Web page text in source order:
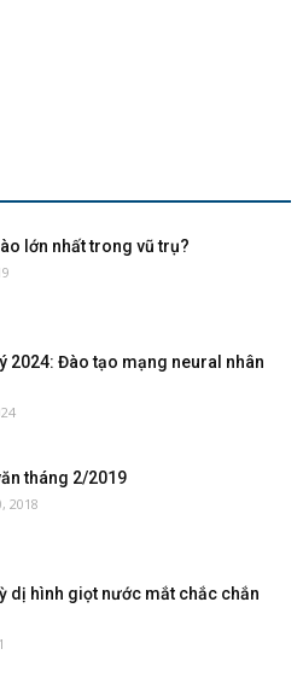
lớn nhất trong vũ trụ?
2024: Đào tạo mạng neural nhân
tháng 2/2019
2018
dị hình giọt nước mắt chắc chắn